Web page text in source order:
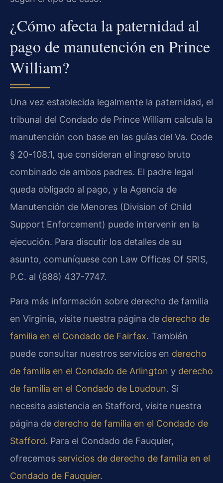
¿Cómo afecta la paternidad al
pago de manutención en Prince
William?
Una vez establecida legalmente la paternidad, el
tribunal del Condado de Prince William calcula la
manutención con base en las guías del Va. Code
§ 20-108.1, que consideran el ingreso bruto
combinado de ambos padres. El padre legal
queda obligado al pago, y la Agencia de
Manutención de Menores (Division of Child
Support Enforcement) puede intervenir en la
ejecución. Para discutir los detalles de su
asunto, comuníquese con Law Offices Of SRIS,
P.C. al (888) 437-7747.
Para más información sobre derecho de familia
en Virginia, visite nuestra página de derecho de
familia en el Condado de Fairfax. También
puede consultar nuestros servicios en derecho
de familia en el Condado de Arlington y derecho
de familia en el Condado de Loudoun. Si
necesita asistencia en Stafford, visite nuestra
página de derecho de familia en el Condado de
Stafford. Para el Condado de Fauquier,
ofrecemos servicios de derecho de familia en el
Condado de Fauquier.